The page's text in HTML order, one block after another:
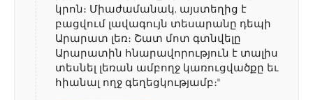
կրոն։ Միաժամանակ, այստեղից է
բացվում լավագույն տեսարանը դեպի
Արարատ լեռ։ Շատ մոտ գտնվելը
Արարատին հնարավորություն է տալիս
տեսնել լեռան ամբողջ կառուցվածքը եւ
հիանալ ողջ գեղեցկությամբ։"